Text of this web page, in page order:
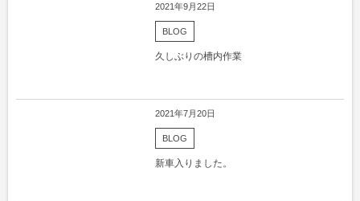
2021年9月22日
BLOG
久しぶりの槽内作業
2021年7月20日
BLOG
新車入りました。